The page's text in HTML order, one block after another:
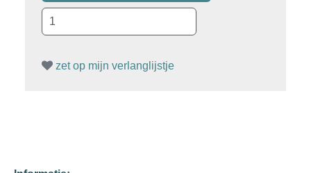
zet op mijn verlanglijstje